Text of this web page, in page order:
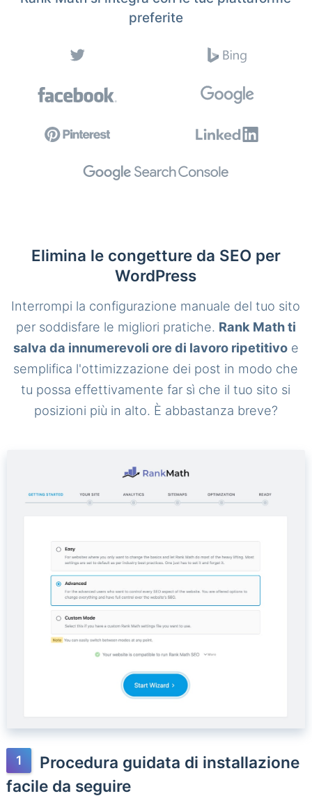
preferite
Elimina le congetture da SEO per
WordPress
Interrompi la configurazione manuale del tuo sito
per soddisfare le migliori pratiche. Rank Math ti
salva da innumerevoli ore di lavoro ripetitivoe
semplifica l'ottimizzazione dei post in modo che
tu possa effettivamente far sì che il tuo sito si
posizioni più in alto. È abbastanza breve?
Procedura guidata di installazione
facile da seguire